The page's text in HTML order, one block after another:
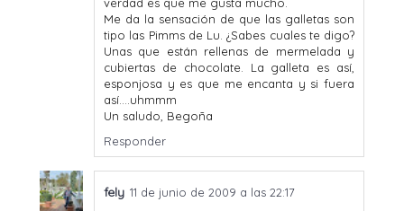
Me da la sensación de que las galletas son
tipo las Pimms de Lu. ¿Sabes cuales te digo?
Unas que están rellenas de mermelada y
cubiertas de chocolate. La galleta es así,
esponjosa y es que me encanta y si fuera
así....uhmmm
Un saludo, Begoña
Responder
fely 11 de junio de 2009 a las 22:17